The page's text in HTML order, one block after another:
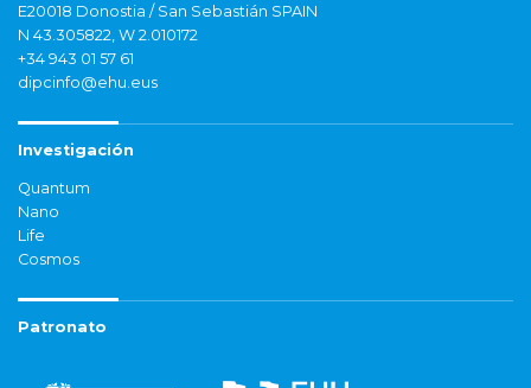
E20018 Donostia / San Sebastián SPAIN
N 43.305822, W 2.010172
+34 943 01 57 61
dipcinfo@ehu.eus
Investigación
Quantum
Nano
Life
Cosmos
Patronato